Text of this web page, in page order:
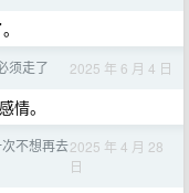
须走了 2025 年 6 月 4 日
情。
不想再去2025 年 4 月 28
日